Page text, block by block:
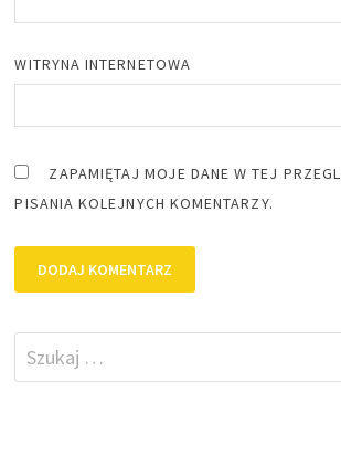
WITRYNA INTERNETOWA
ZAPAMIĘTAJ MOJE DANE W TEJ
PISANIA KOLEJNYCH KOMENTARZY.
Szukaj: